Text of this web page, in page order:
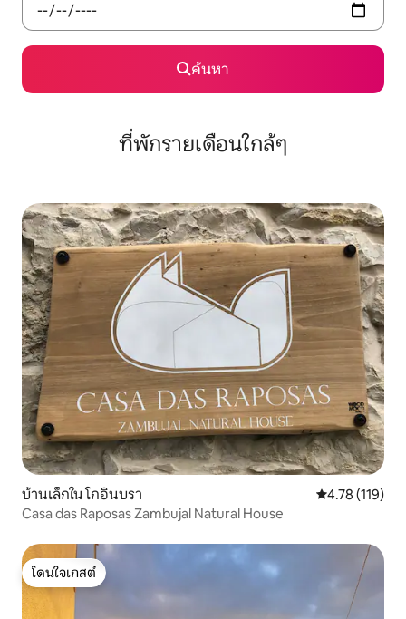
ค้นหา
ที่พักรายเดือนใกล้ๆ
บ้านเล็กใน โกอินบรา คะแนนเฉลี่ย
4.78 (119)
Casa das Raposas Zambujal Natural House
โดนใจเกสต์
โดนใจเกสต์